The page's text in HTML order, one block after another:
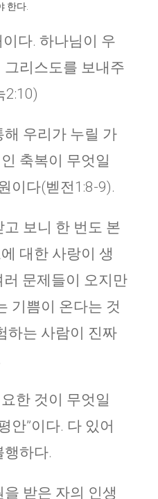
한다.
다. 하나님이 우
그리스도를 보내주
2:10)
우리가 누릴 가
축복이 무엇일
이다(벧전1:8-9).
보니 한 번도 본
대한 사랑이 생
문제들이 오지만
기쁨이 온다는 것
하는 사람이 진짜
한 것이 무엇일
안”이다. 다 있어
행하다.
받은 자의 인생